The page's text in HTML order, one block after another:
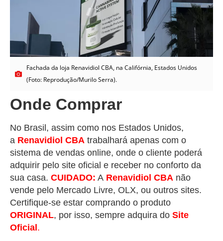
Fachada da loja Renavidiol CBA, na Califórnia, Estados Unidos
(Foto: Reprodução/Murilo Serra).
Onde Comprar
No Brasil, assim como nos Estados Unidos,
a Renavidiol CBA trabalhará apenas com o
sistema de vendas online, onde o cliente poderá
adquirir pelo site oficial e receber no conforto da
sua casa. CUIDADO: A Renavidiol CBA não
vende pelo Mercado Livre, OLX, ou outros sites.
Certifique-se estar comprando o produto
ORIGINAL, por isso, sempre adquira do Site
Oficial .